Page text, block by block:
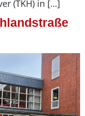
(TKH) in […]